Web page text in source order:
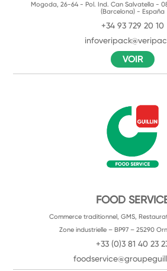
Mogoda, 26-64 - Pol. Ind. Can Salvatella -
(Barcelona) - España
+34 93 729 20 10
VOIR
FOOD
Commerce traditionnel, GMS,
Zone industrielle – BP97 – 25290
+33 (0)3 81 40 23